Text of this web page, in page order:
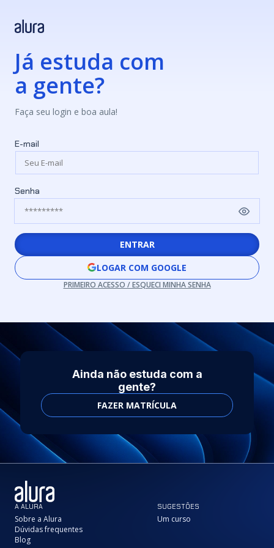
Já estuda com
a gente?
Faça seu login e boa aula!
E-mail
Senha
ENTRAR
LOGAR COM GOOGLE
PRIMEIRO ACESSO / ESQUECI MINHA SENHA
Ainda não estuda com a
gente?
FAZER MATRÍCULA
A ALURA
Sobre a Alura
Dúvidas frequentes
Blog
SUGESTÕES
Um curso